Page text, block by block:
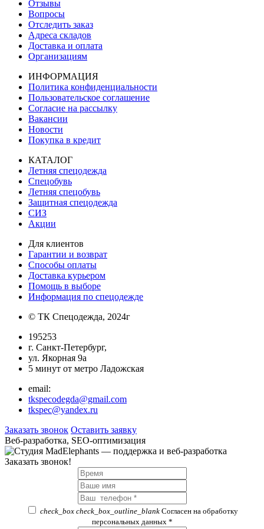
Отзывы
Вопросы
Отследить заказ
Адреса складов
Доставка и оплата
Организациям
ИНФОРМАЦИЯ
Политика конфиденциальности
Пользовательское соглашение
Согласие на рассылку
Вакансии
Новости
Покупка в кредит
КАТАЛОГ
Летняя спецодежда
Спецобувь
Летняя спецобувь
Защитная спецодежда
СИЗ
Акции
Для клиентов
Гарантии и возврат
Способы оплаты
Доставка курьером
Помощь в выборе
Информация по спецодежде
© ТК Спецодежда, 2024г
195253
г. Санкт-Петербург,
ул. Якорная 9а
5 минут от метро Ладожская
email:
tkspecodegda@gmail.com
tkspec@yandex.ru
Заказать звонок Оставить заявку
Веб-разработка, SEO-оптимизация
Заказать звонок!
check_box check_box_outline_blank Согласен на обработку
персональных данных *